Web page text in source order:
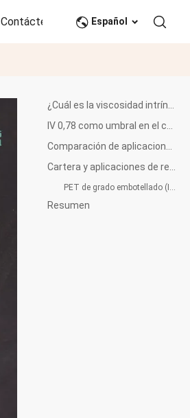
Contáctenos CNEspañol
PET de grado embotellado (IV ≥ 0,76)
Resumen